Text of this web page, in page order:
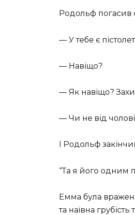
Родольф погасив
— У тебе є
— Навіщо?
— Як навіщо?
— Чи не від
І Родольф
“Та я його одним
Емма була
та наївна грубість